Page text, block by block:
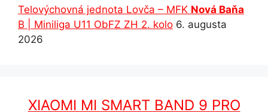
Telovýchovná jednota Lovča – MFK Nová Baňa
B | Miniliga U11 ObFZ ZH 2. kolo 6. augusta
2026
XIAOMI MI SMART BAND 9 PRO